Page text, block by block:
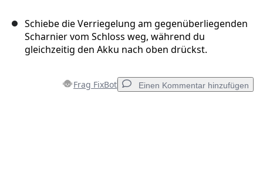
Schiebe die Verriegelung am gegenüberliegenden
Scharnier vom Schloss weg, während du
gleichzeitig den Akku nach oben drückst.
Frag FixBot Einen Kommentar hinzufügen